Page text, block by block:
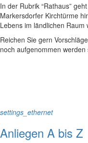
In der Rubrik “Rathaus”
Markersdorfer Kirchtürme
Lebens im ländlichen Raum
Reichen Sie gern
noch aufgenommen werden
settings_ethernet
Anliegen A bis Z